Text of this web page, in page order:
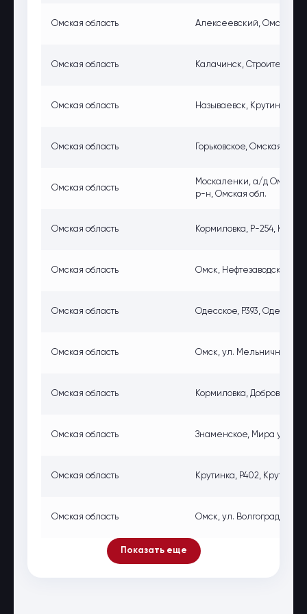
Омская область Алексеевский, Омская
Омская область Калачинск, Строительная
Омская область Называевск, Крутинский
Омская область Горьковское, Омская обл.
Омская область
Москаленки, а/д Омск-
р-н, Омская обл.
Омская область Кормиловка, Р-254,
Омская область Омск, Нефтезаводская
Омская область Одесское, Р393,
Омская область Омск, ул. Мельничная, 85,
Омская область Кормиловка,
Омская область Знаменское, Мира ул., 28,
Омская область Крутинка, Р402,
Омская область Омск, ул. Волгоградская,
Показать еще